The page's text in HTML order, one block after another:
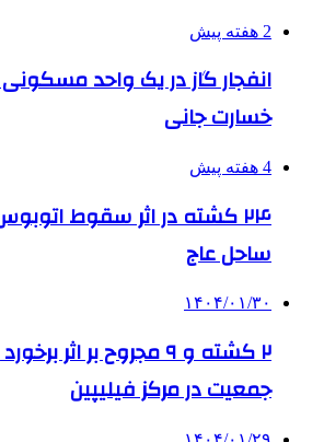
2 هفته پیش
انفجار گاز در یک واحد
خسارت جانی
4 هفته پیش
۲۴ کشته در اثر سقوط
ساحل عاج
۱۴۰۴/۰۱/۳۰
۲ کشته و ۹ مجروح بر اثر
جمعیت در مرکز فیلیپین